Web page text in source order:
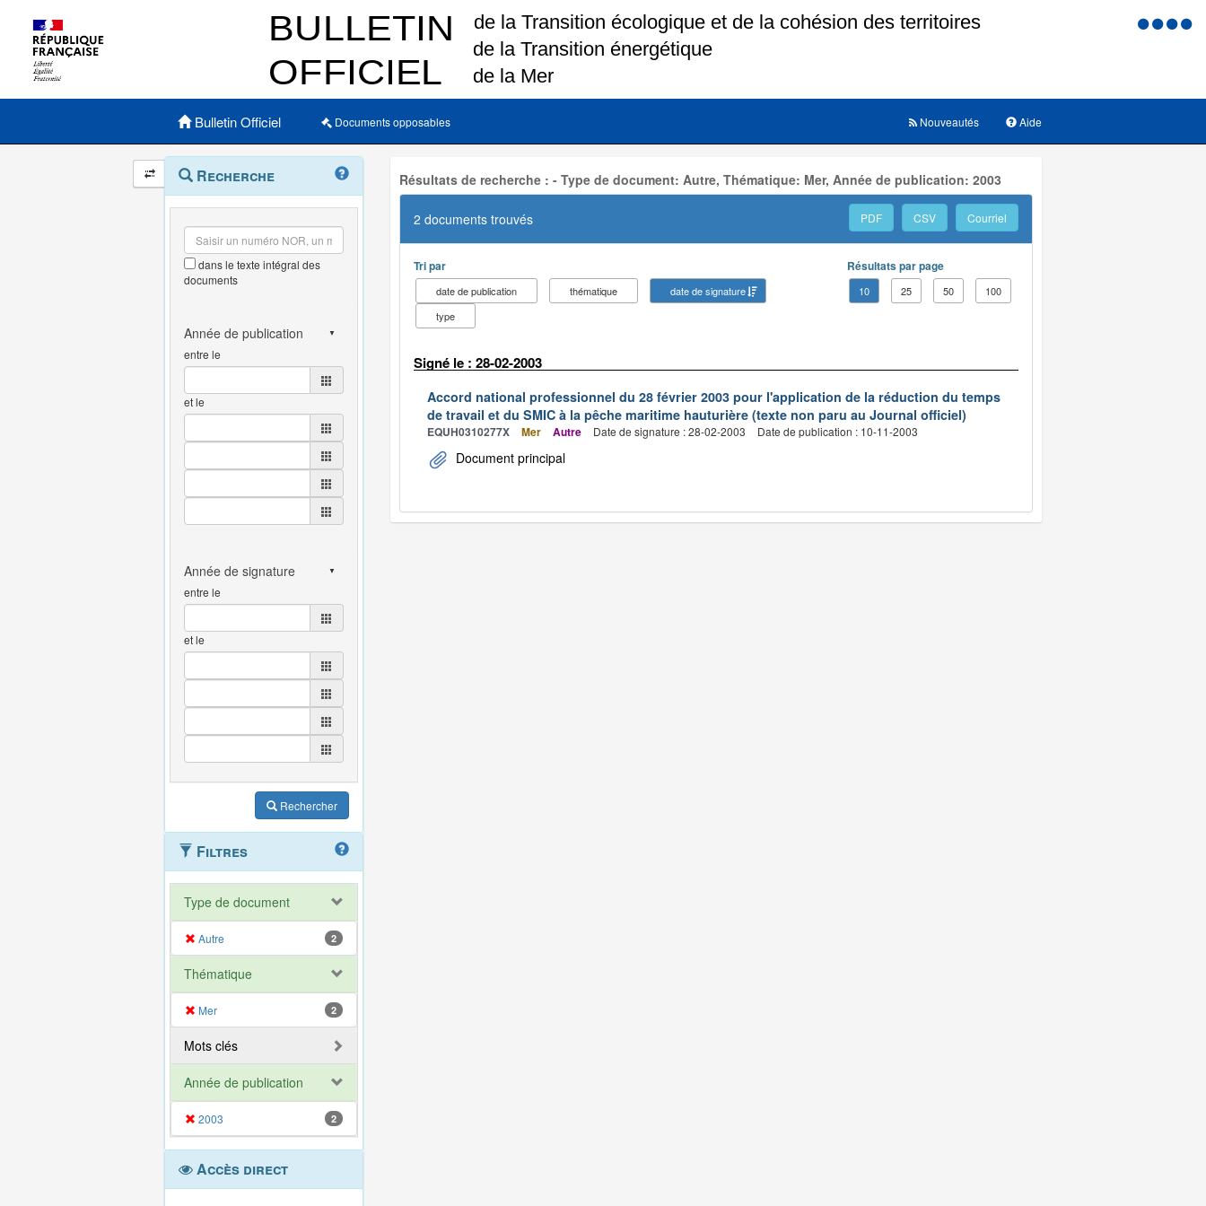
Menu
Menu principal
Bulletin Officiel Documents opposables Aide
Nouveautés
Navigation
et
outils
annexes
Menu
contextuel
Recherche
dans le texte intégral des
documents
entre le
et le
entre le
et le
Rechercher
Filtres
Type de document
Autre 2
Thématique
Mer 2
Mots clés
Année de publication
2003 2
Accès direct
Résultats de recherche : - Type de document: Autre, Thématique: Mer, Année de publication: 2003
2 documents trouvés PDF CSV Courriel
Tri par
date de publication thématique
date de signature
type
Résultats par page
10 25 50 100
Signé le : 28-02-2003
Accord national professionnel du 28 février 2003 pour l'application de la réduction du temps
de travail et du SMIC à la pêche maritime hauturière (texte non paru au Journal officiel)
EQUH0310277X Mer Autre Date de signature : 28-02-2003 Date de publication : 10-11-2003
Document principal